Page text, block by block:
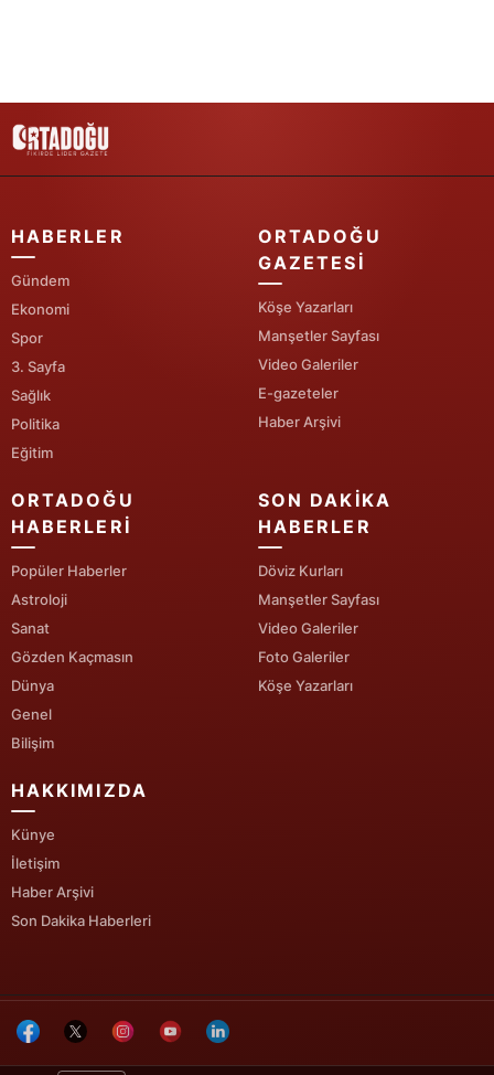
Sivas
Tekirdağ
Trabzon
Uşak
Yozgat
Zonguldak
HABERLER
Gündem
Ekonomi
Spor
3. Sayfa
Sağlık
Politika
Eğitim
ORTADOĞU
GAZETESI
Köşe Yazarları
Manşetler Sayfası
Video Galeriler
E-gazeteler
Haber Arşivi
ORTADOĞU
HABERLERI
Popüler Haberler
Astroloji
Sanat
Gözden Kaçmasın
Dünya
Genel
Bilişim
SON DAKIKA
HABERLER
Döviz Kurları
Manşetler Sayfası
Video Galeriler
Foto Galeriler
Köşe Yazarları
HAKKIMIZDA
Künye
İletişim
Haber Arşivi
Son Dakika Haberleri